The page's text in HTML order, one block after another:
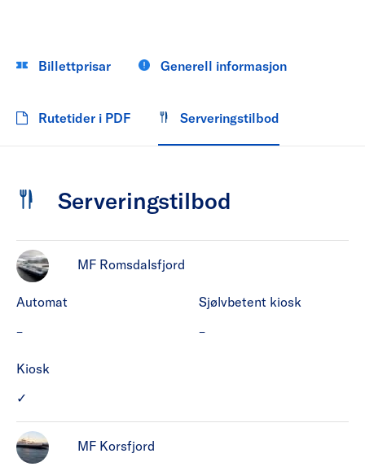
Billettprisar Generell informasjon
Rutetider i PDF Serveringstilbod
Serveringstilbod
MF Romsdalsfjord
Automat
–MF Romsdalsfjord har ikke Automat.
Sjølvbetent kiosk
–MF Romsdalsfjord har
Kiosk
✓
MF Korsfjord